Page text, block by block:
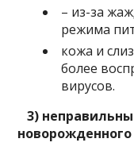
– из-за
режима
кожа и
более
вирусов.
3)
новорожденного